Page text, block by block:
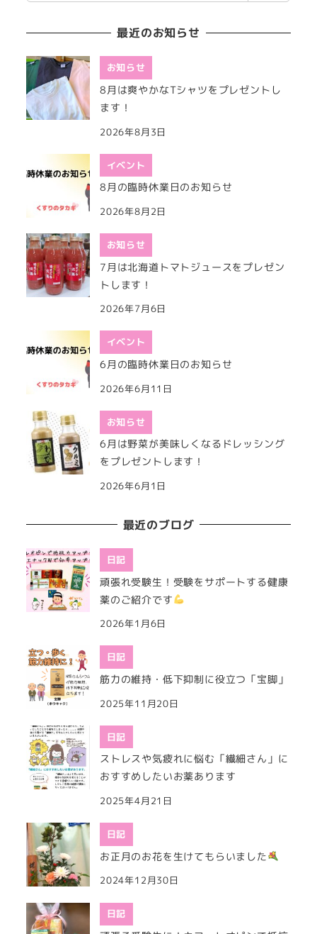
最近のお知らせ
お知らせ
8月は爽やかなTシャツをプレゼントし
ます！
2026年8月3日
イベント
8月の臨時休業日のお知らせ
2026年8月2日
お知らせ
7月は北海道トマトジュースをプレゼン
トします！
2026年7月6日
イベント
6月の臨時休業日のお知らせ
2026年6月11日
お知らせ
6月は野菜が美味しくなるドレッシング
をプレゼントします！
2026年6月1日
最近のブログ
日記
頑張れ受験生！受験をサポートする健康
薬のご紹介です
2026年1月6日
日記
筋力の維持・低下抑制に役立つ「宝脚」
2025年11月20日
日記
ストレスや気疲れに悩む「繊細さん」に
おすすめしたいお薬あります
2025年4月21日
日記
お正月のお花を生けてもらいました
2024年12月30日
日記